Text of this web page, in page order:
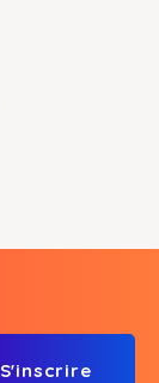
S'inscrire